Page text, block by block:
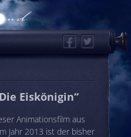
FacebookTwitter
Karten
Eiskönigin“
Animationsfilm aus
Jahr 2013 ist der bisher